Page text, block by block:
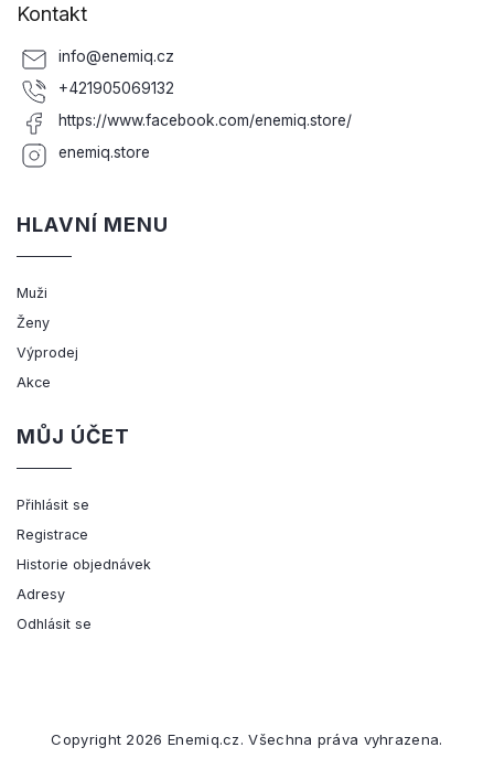
Kontakt
info@enemiq.cz
+421905069132
https://www.facebook.com/enemiq.store/
enemiq.store
HLAVNÍ MENU
Muži
Ženy
Výprodej
Akce
MŮJ ÚČET
Přihlásit se
Registrace
Historie objednávek
Adresy
Odhlásit se
Copyright 2026 Enemiq.cz. Všechna práva vyhrazena.